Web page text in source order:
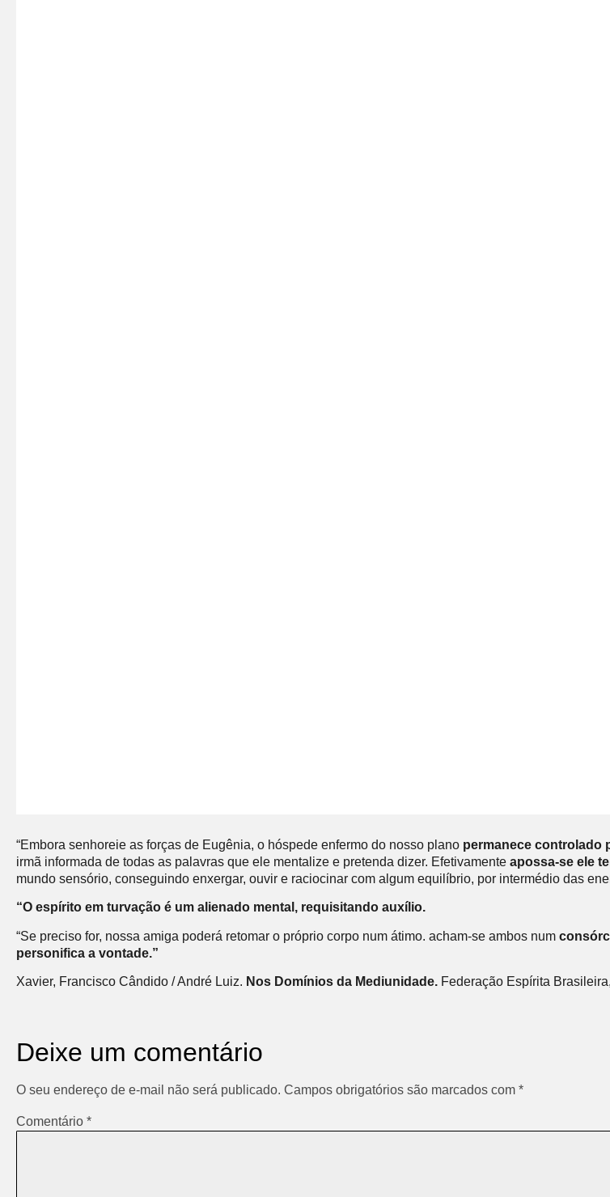
“Embora senhoreie as forças de Eugênia, o hóspede enfermo do nosso plano permanece controlado
irmã informada de todas as palavras que ele mentalize e pretenda dizer. Efetivamente apossa-se ele
mundo sensório, conseguindo enxergar, ouvir e raciocinar com algum equilíbrio, por intermédio das
“O espírito em turvação é um alienado mental, requisitando auxílio.
“Se preciso for, nossa amiga poderá retomar o próprio corpo num átimo. acham-se ambos num
personifica a vontade.”
Xavier, Francisco Cândido / André Luiz. Nos Domínios da Mediunidade. Federação Espírita
Deixe um comentário
O seu endereço de e-mail não será publicado. Campos obrigatórios são marcados com *
Comentário *